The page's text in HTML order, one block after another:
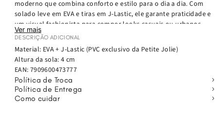
moderno que combina conforto e estilo para o dia a dia. Com
solado leve em EVA e tiras em J-Lastic, ele garante praticidade e
um visual fashionista para compor looks casuais ou urbanos.
O destaque do modelo é a aplicação de corrente metalizada nas
tiras, que adiciona personalidade ao visual e acompanha as
principais tendências de moda.
Por que escolher o chinelo Hit
Ver mais
DESCRIÇÃO ADICIONAL
Material: EVA + J-Lastic (PVC exclusivo da Petite Jolie)
Altura da sola: 4 cm
EAN: 7909600473777
Política de Troca
Política de Entrega
Como cuidar